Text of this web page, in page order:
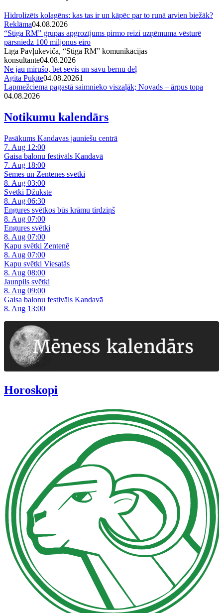
Hidrolizēts kolagēns: kas tas ir un kāpēc par to runā arvien biežāk?
Reklāma04.08.2026
“Stiga RM” grupas apgrozījums pirmo reizi uzņēmuma vēsturē
pārsniedz 100 miljonus eiro
Līga Pavļukeviča, “Stiga RM” komunikācijas
konsultante04.08.2026
Ne jau mirušo, bet sevis un savu bērnu dēļ
Agita Puķīte04.08.20261
Lapmežciema pagastā saimnieko viszaļāk; Novads – ārpus topa
04.08.2026
Notikumu kalendārs
Pasākums Kandavas jauniešu centrā
7. Aug 12:00
Gaisa balonu festivāls Kandavā
7. Aug 18:00
Sēmes un Zentenes svētki
8. Aug 03:00
Svētki Džūkstē
8. Aug 06:30
Engures svētkos būs krāmu tirdziņš
8. Aug 07:00
Engures svētki
8. Aug 07:00
Kapu svētki Zentenē
8. Aug 07:00
Kapu svētki Viesatās
8. Aug 08:00
Jaunpils svētki
8. Aug 09:00
Gaisa balonu festivāls Kandavā
8. Aug 13:00
Horoskopi